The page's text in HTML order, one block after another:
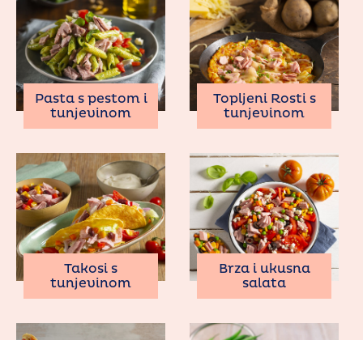
Pasta s pestom i
tunjevinom
Topljeni Rosti s
tunjevinom
Takosi s
tunjevinom
Brza i ukusna
salata